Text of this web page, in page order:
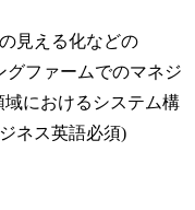
見える化などの
グファームでのマネジ
域におけるシステム構
ネス英語必須)